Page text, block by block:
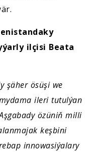
ilçisi Beata
şäher ösüşi we
ileri tutulýan
özüniň milli
keşbini
innowasiýalary